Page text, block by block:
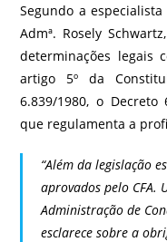
Segundo a
Admª. Rosely
determinações legais
artigo 5º da
6.839/1980, o Decreto
que regulamenta a
“Além da legislação
aprovados pelo CFA.
Administração de
esclarece sobre a